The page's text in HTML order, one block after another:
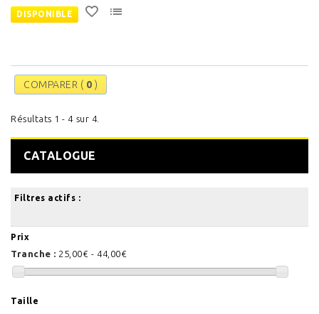
DISPONIBLE
COMPARER ( 0 )
Résultats 1 - 4 sur 4.
CATALOGUE
Filtres actifs :
Prix
Tranche : 25,00€ - 44,00€
Taille